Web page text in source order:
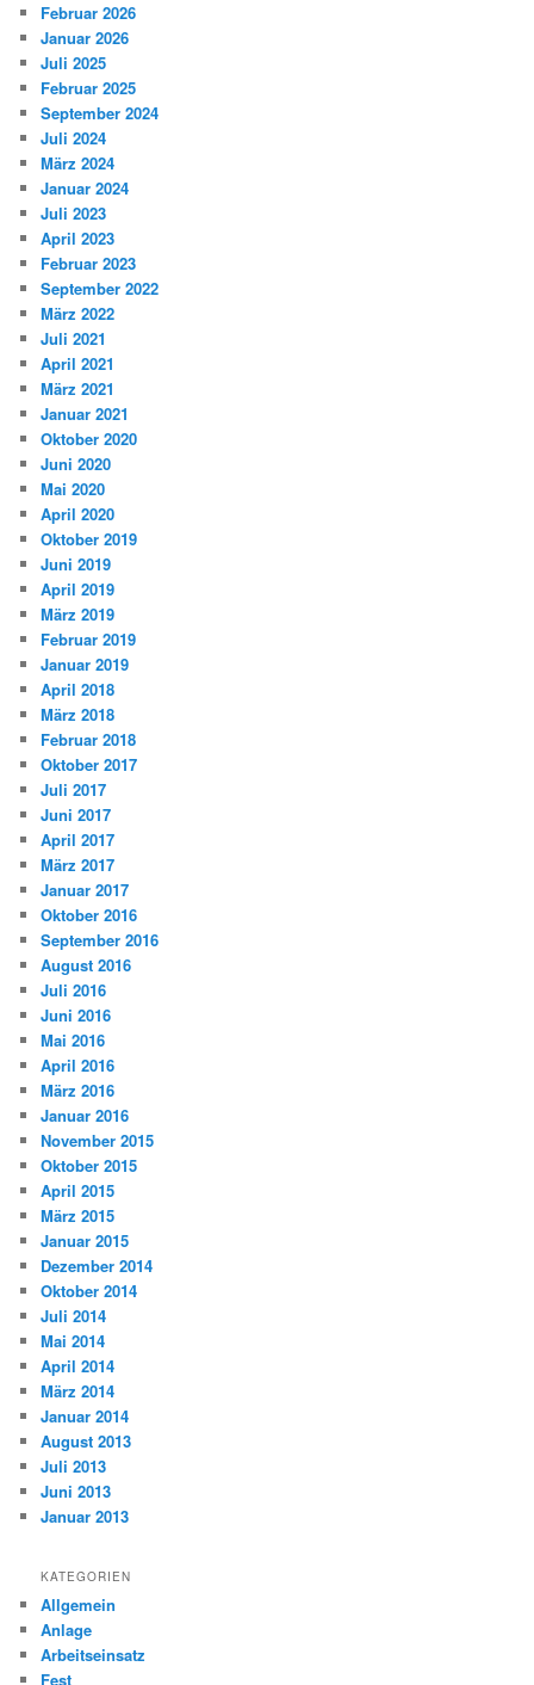
Februar 2026
Januar 2026
Juli 2025
Februar 2025
September 2024
Juli 2024
März 2024
Januar 2024
Juli 2023
April 2023
Februar 2023
September 2022
März 2022
Juli 2021
April 2021
März 2021
Januar 2021
Oktober 2020
Juni 2020
Mai 2020
April 2020
Oktober 2019
Juni 2019
April 2019
März 2019
Februar 2019
Januar 2019
April 2018
März 2018
Februar 2018
Oktober 2017
Juli 2017
Juni 2017
April 2017
März 2017
Januar 2017
Oktober 2016
September 2016
August 2016
Juli 2016
Juni 2016
Mai 2016
April 2016
März 2016
Januar 2016
November 2015
Oktober 2015
April 2015
März 2015
Januar 2015
Dezember 2014
Oktober 2014
Juli 2014
Mai 2014
April 2014
März 2014
Januar 2014
August 2013
Juli 2013
Juni 2013
Januar 2013
KATEGORIEN
Allgemein
Anlage
Arbeitseinsatz
Fest